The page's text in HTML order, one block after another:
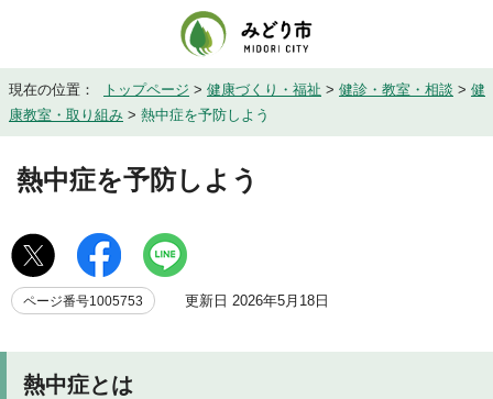
現在の位置： トップページ > 健康づくり・福祉 > 健診・教室・相談 > 健
康教室・取り組み > 熱中症を予防しよう
熱中症を予防しよう
ページ番号1005753 更新日 2026年5月18日
熱中症とは